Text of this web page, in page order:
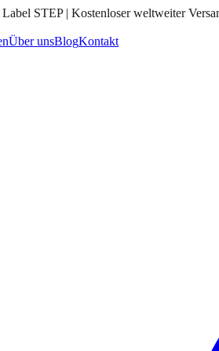
STEP | Kostenloser weltweiter
Über unsBlogKontakt